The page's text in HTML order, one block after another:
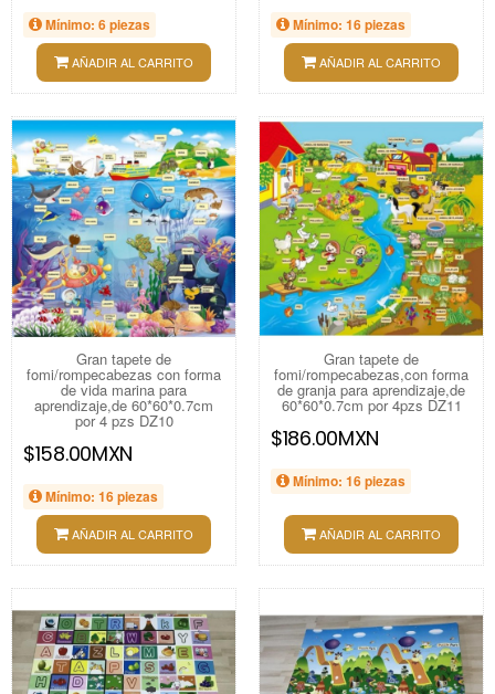
Mínimo: 6 piezas
AÑADIR AL CARRITO
Mínimo: 16 piezas
AÑADIR AL CARRITO
Gran tapete de
fomi/rompecabezas con forma
de vida marina para
aprendizaje,de 60*60*0.7cm
por 4 pzs DZ10
$158.00MXN
Mínimo: 16 piezas
AÑADIR AL CARRITO
Gran tapete de
fomi/rompecabezas,con forma
de granja para aprendizaje,de
60*60*0.7cm por 4pzs DZ11
$186.00MXN
Mínimo: 16 piezas
AÑADIR AL CARRITO